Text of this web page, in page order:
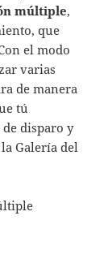
múltiple,
que
el modo
varias
de manera
tú
disparo y
Galería del